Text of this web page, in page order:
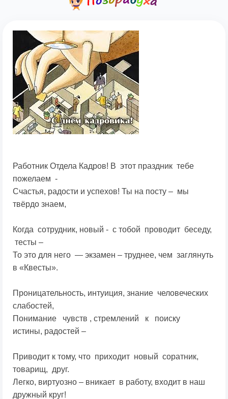
Работник Отдела Кадров! В этот праздник тебе
пожелаем -
Счастья, радости и успехов! Ты на посту – мы
твёрдо знаем,
Когда сотрудник, новый - с тобой проводит беседу,
тесты –
То это для него — экзамен – труднее, чем заглянуть
в «Квесты».
Проницательность, интуиция, знание человеческих
слабостей,
Понимание чувств , стремлений к поиску
истины, радостей –
Приводит к тому, что приходит новый соратник,
товарищ, друг.
Легко, виртуозно – вникает в работу, входит в наш
дружный круг!